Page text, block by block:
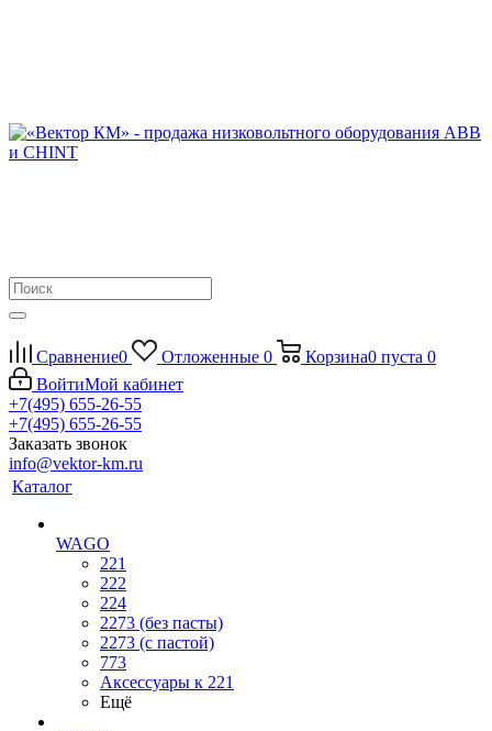
Сравнение0 Отложенные 0 Корзина0 пуста 0
ВойтиМой кабинет
+7(495) 655-26-55
+7(495) 655-26-55
Заказать звонок
info@vektor-km.ru
Каталог
WAGO
221
222
224
2273 (без пасты)
2273 (с пастой)
773
Аксессуары к 221
Ещё